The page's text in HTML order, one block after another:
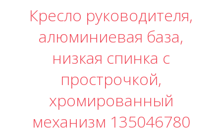
Кресло руководителя,
алюминиевая база,
низкая спинка с
прострочкой,
хромированный
механизм 135046780